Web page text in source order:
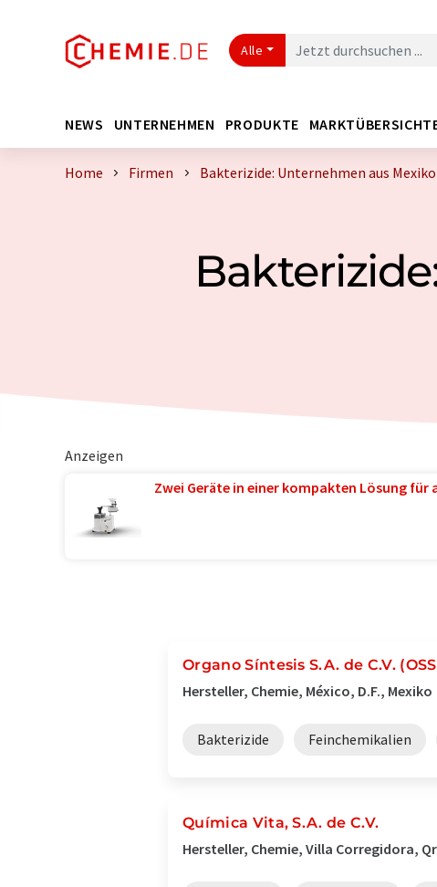
Alle
NEWS UNTERNEHMEN PRODUKTE
Home Firmen Bakterizide: Unternehmen aus Mexiko
Anzeigen
Zwei Geräte in einer kompakten Lösung für
Organo Síntesis S.A. de C.V.
Hersteller, Chemie, México, D.F., Mexiko
Bakterizide Feinchemikalien
Química Vita, S.A. de C.V.
Hersteller, Chemie, Villa Corregidora,